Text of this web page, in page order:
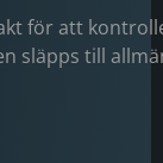
för att
släpps till